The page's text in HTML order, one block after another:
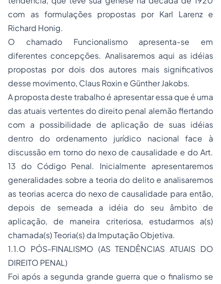
com as formulações propostas por Karl Larenz e
Richard Honig.
O chamado Funcionalismo apresenta-se em
diferentes concepções. Analisaremos aqui as idéias
propostas por dois dos autores mais significativos
desse movimento, Claus Roxin e Günther Jakobs.
A proposta deste trabalho é apresentar essa que é uma
das atuais vertentes do direito penal alemão flertando
com a possibilidade de aplicação de suas idéias
dentro do ordenamento jurídico nacional face à
discussão em torno do nexo de causalidade e do Art.
13 do Código Penal. Inicialmente apresentaremos
generalidades sobre a teoria do delito e analisaremos
as teorias acerca do nexo de causalidade para então,
depois de semeada a idéia do seu âmbito de
aplicação, de maneira criteriosa, estudarmos a(s)
chamada(s) Teoria(s) da Imputação Objetiva.
1.1.O PÓS-FINALISMO (AS TENDÊNCIAS ATUAIS DO
DIREITO PENAL)
Foi após a segunda grande guerra que o finalismo se